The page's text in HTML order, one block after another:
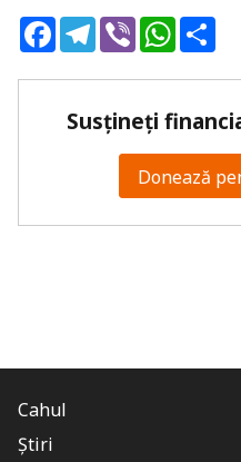
FacebookTelegram
Viber
Susțineți
Donează
Cahul
Știri